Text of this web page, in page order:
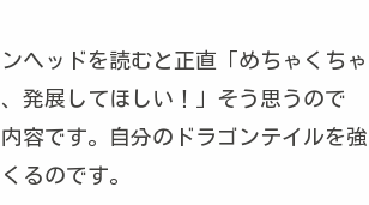
ヘッドを読むと正直「めちゃくちゃ
発展してほしい！」そう思うので
容です。自分のドラゴンテイルを強
るのです。